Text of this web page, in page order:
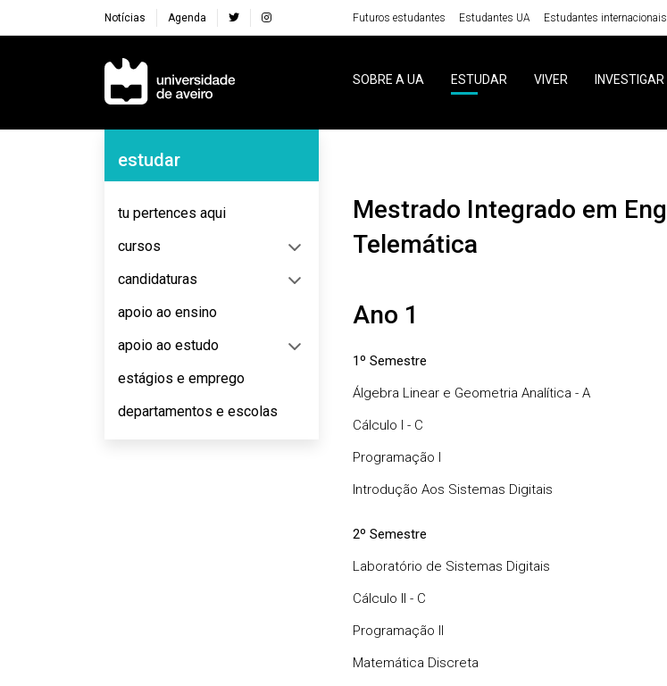
Notícias Agenda Futuros estudantes Estudantes UA Estudantes internacionais
Navegação Principal
SOBRE A UA ESTUDAR VIVER INVESTIGAR
Navegação Lateral
estudar
tu pertences aqui
cursos
candidaturas
apoio ao ensino
apoio ao estudo
estágios e emprego
departamentos e escolas
Mestrado Integrado em Engenharia de Computadores e
Telemática
Ano 1
1º Semestre
Álgebra Linear e Geometria Analítica - A
Cálculo I - C
Programação I
Introdução Aos Sistemas Digitais
2º Semestre
Laboratório de Sistemas Digitais
Cálculo II - C
Programação II
Matemática Discreta